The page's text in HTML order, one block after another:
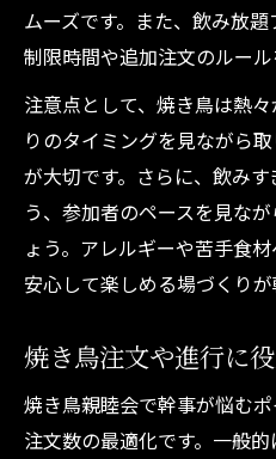
ムーズです。また、飲み放題
制限時間や追加注文のルール
注意点として、焼き鳥は熱
りのタイミングを見ながら
が大切です。さらに、飲み
う、参加者のペースを見な
ょう。アレルギーや苦手食
安心して楽しめる場づくりが
焼き鳥注文や進行に
焼き鳥親睦会で幹事が悩む
注文数の最適化です。一般